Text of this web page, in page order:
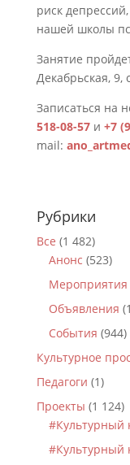
риск
нашей школы
Занятие
Декабрьская, 9,
Записаться на
518-08-57и +7
mail:
Рубрики
Все (1 482)
Анонс (523)
Мероприятия
Объявления
События (944)
Культурное
Педагоги (1)
Проекты (1 124)
#Культурный
#Культурный